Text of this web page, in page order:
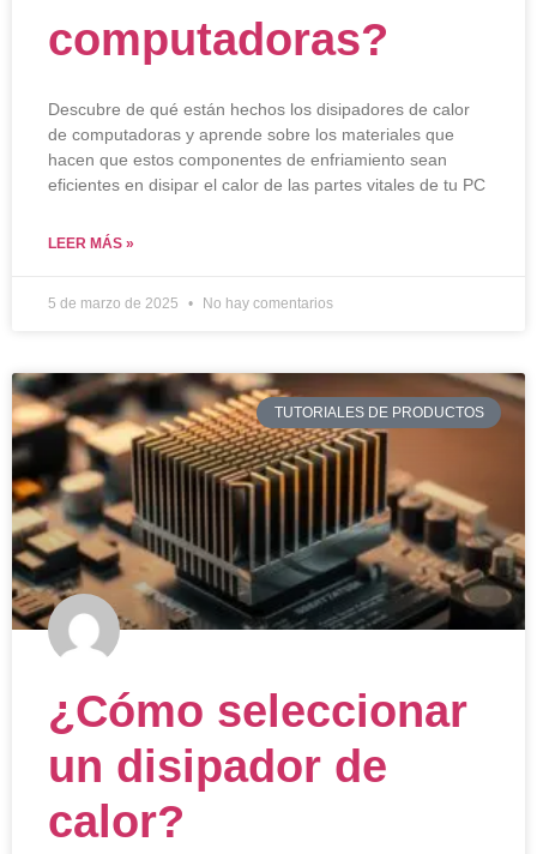
computadoras?
Descubre de qué están hechos los disipadores de calor
de computadoras y aprende sobre los materiales que
hacen que estos componentes de enfriamiento sean
eficientes en disipar el calor de las partes vitales de tu PC
LEER MÁS »
5 de marzo de 2025 No hay comentarios
TUTORIALES DE PRODUCTOS
¿Cómo seleccionar
un disipador de
calor?